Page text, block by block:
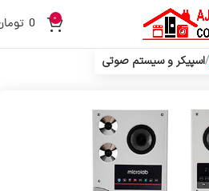
0
0
اسپیکر و سیستم صوتی